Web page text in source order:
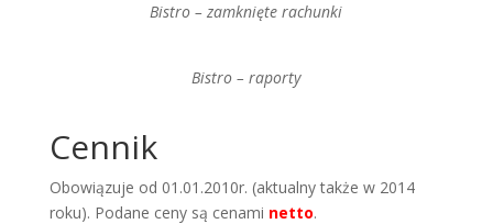
Bistro – zamknięte rachunki
Bistro – raporty
Cennik
Obowiązuje od 01.01.2010r. (aktualny także w 2014
roku). Podane ceny są cenami netto.